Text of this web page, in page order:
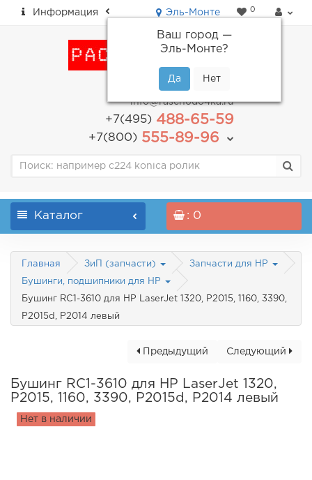
Информация Эль-Монте
Ваш город —
Эль-Монте?
0
пн-пт: с 9.00 до 18.00
info@raschodo4ka.ru
+7(495)488-65-59
+7(800)555-89-96
Каталог : 0
Главная ЗиП (запчасти) Запчасти для HP
Бушинги, подшипники для HP
Бушинг RC1-3610 для HP LaserJet 1320, P2015, 1160, 3390,
P2015d, P2014 левый
Следующий
Предыдущий
Бушинг RC1-3610 для HP LaserJet 1320,
P2015, 1160, 3390, P2015d, P2014 левый
Нет в наличии